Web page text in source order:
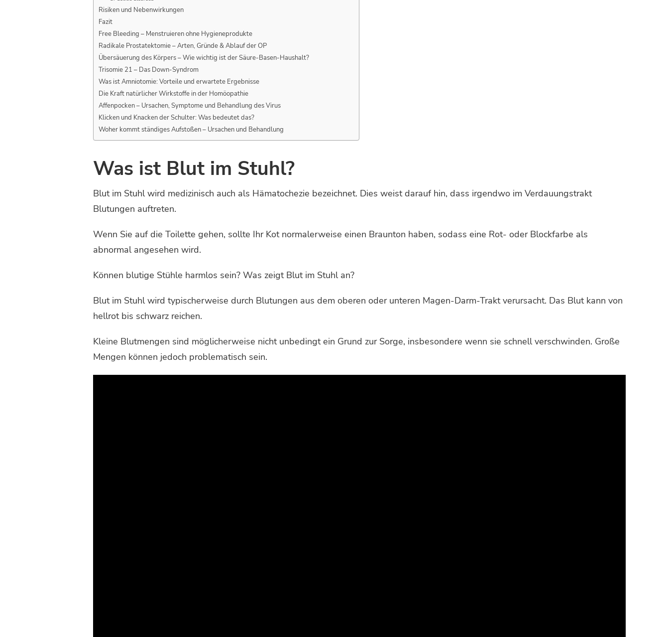
Risiken und Nebenwirkungen
Fazit
Free Bleeding – Menstruieren ohne Hygieneprodukte
Radikale Prostatektomie – Arten, Gründe & Ablauf der OP
Übersäuerung des Körpers – Wie wichtig ist der Säure-Basen-Haushalt?
Trisomie 21 – Das Down-Syndrom
Was ist Amniotomie: Vorteile und erwartete Ergebnisse
Die Kraft natürlicher Wirkstoffe in der Homöopathie
Affenpocken – Ursachen, Symptome und Behandlung des Virus
Klicken und Knacken der Schulter: Was bedeutet das?
Woher kommt ständiges Aufstoßen – Ursachen und Behandlung
Was ist Blut im Stuhl?
Blut im Stuhl wird medizinisch auch als Hämatochezie bezeichnet. Dies weist darauf hin, dass irgendwo im Verdauungstrakt
Blutungen auftreten.
Wenn Sie auf die Toilette gehen, sollte Ihr Kot normalerweise einen Braunton haben, sodass eine Rot- oder Blockfarbe als
abnormal angesehen wird.
Können blutige Stühle harmlos sein? Was zeigt Blut im Stuhl an?
Blut im Stuhl wird typischerweise durch Blutungen aus dem oberen oder unteren Magen-Darm-Trakt verursacht. Das Blut kann von
hellrot bis schwarz reichen.
Kleine Blutmengen sind möglicherweise nicht unbedingt ein Grund zur Sorge, insbesondere wenn sie schnell verschwinden. Große
Mengen können jedoch problematisch sein.